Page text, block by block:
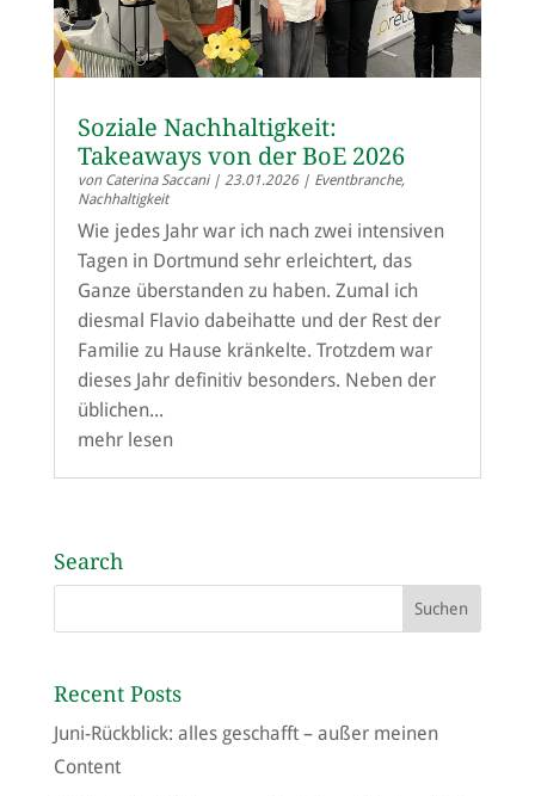
Soziale Nachhaltigkeit:
Takeaways von der BoE 2026
von Caterina Saccani| 23.01.2026| Eventbranche,
Nachhaltigkeit
Wie jedes Jahr war ich nach zwei intensiven
Tagen in Dortmund sehr erleichtert, das
Ganze überstanden zu haben. Zumal ich
diesmal Flavio dabeihatte und der Rest der
Familie zu Hause kränkelte. Trotzdem war
dieses Jahr definitiv besonders. Neben der
üblichen...
mehr lesen
Search
Recent Posts
Juni-Rückblick: alles geschafft – außer meinen
Content